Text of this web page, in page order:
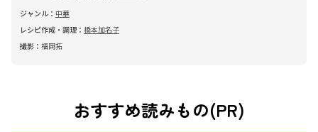
ジャンル： 中華
レシピ作成・調理： 橋本加名子
撮影： 福岡拓
おすすめ読みもの(PR)